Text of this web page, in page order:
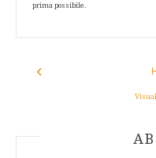
prima possibile.
‹